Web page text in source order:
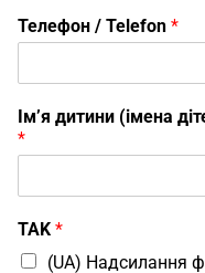
Телефон / Telefon *
Ім’я дитини (імена
*
TAK *
(UA) Надсилання